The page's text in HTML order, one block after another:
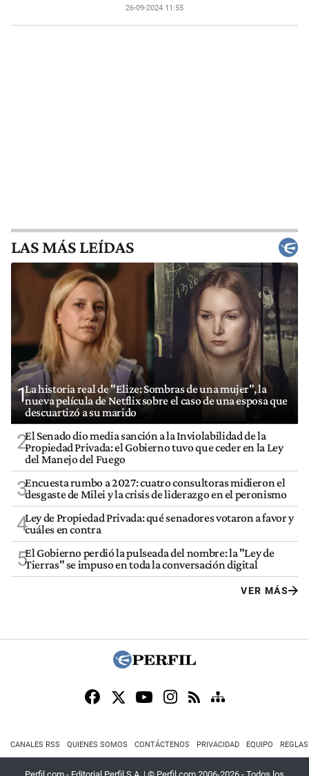
26-09-2024 11:55
LAS MÁS LEÍDAS
1La historia real de "Elize: Sombras de una mujer", la
nueva película de Netflix sobre el caso de una esposa que
descuartizó a su marido
2El Senado dio media sanción a la Inviolabilidad de la
Propiedad Privada: el Gobierno tuvo que ceder en la Ley
del Manejo del Fuego
3Encuesta rumbo a 2027: cuatro consultoras midieron el
desgaste de Milei y la crisis de liderazgo en el peronismo
4Ley de Propiedad Privada: qué senadores votaron a favor y
cuáles en contra
5El Gobierno perdió la pulseada del nombre: la "Ley de
Tierras" se impuso en toda la conversación digital
VER MÁS
CANALES RSS QUIENES SOMOS CONTÁCTENOS PRIVACIDAD EQUIPO